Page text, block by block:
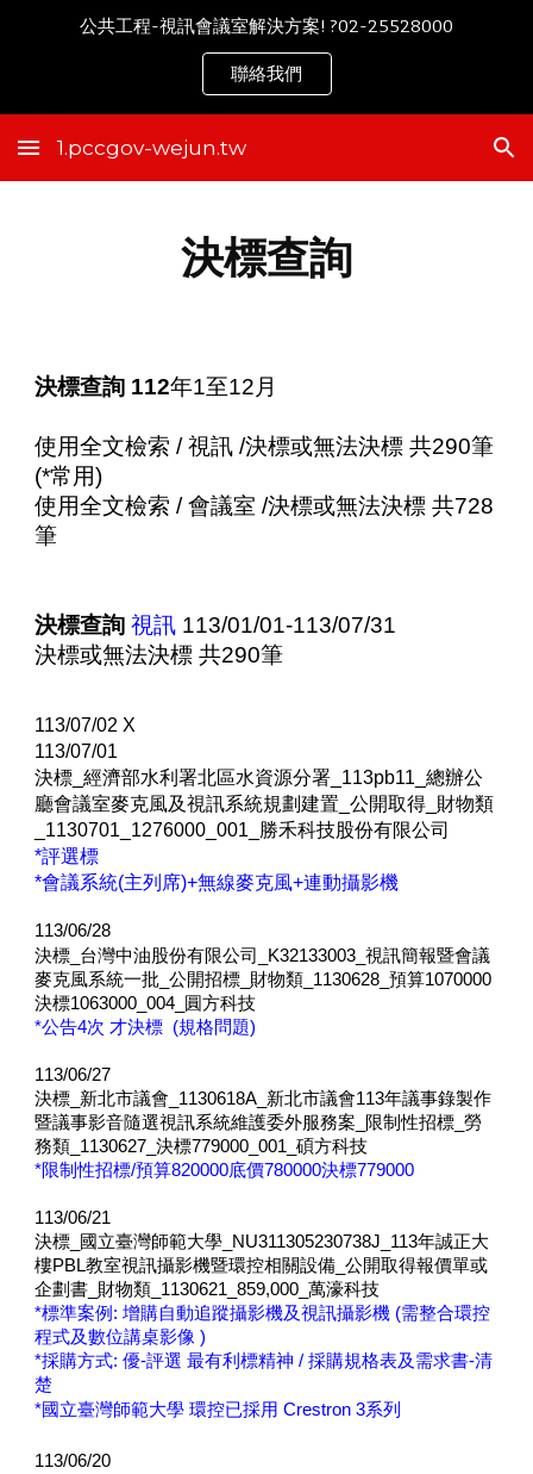
公共工程-視訊會議室解決方案! ?02-25528000
聯絡我們
1.pccgov-wejun.tw
決標查詢
決標查詢 112年1至12月
使用全文檢索 / 視訊 /決標或無法決標 共290筆
(*常用)
使用全文檢索 / 會議室 /決標或無法決標 共728
筆
決標查詢 視訊 113/01/01-113/07/31
決標或無法決標 共290筆
113/07/02 X
113/07/01
決標_經濟部水利署北區水資源分署_113pb11_總辦公
廳會議室麥克風及視訊系統規劃建置_公開取得_財物類
_1130701_1276000_001_勝禾科技股份有限公司
*評選標
*會議系統(主列席)+無線麥克風+連動攝影機
113/06/28
決標_台灣中油股份有限公司_K32133003_視訊簡報暨會議
麥克風系統一批_公開招標_財物類_1130628_預算1070000
決標1063000_004_圓方科技
*公告4次 才決標 (規格問題)
113/06/27
決標_新北市議會_1130618A_新北市議會113年議事錄製作
暨議事影音隨選視訊系統維護委外服務案_限制性招標_勞
務類_1130627_決標779000_001_碩方科技
*限制性招標/預算820000底價780000決標779000
113/06/21
決標_國立臺灣師範大學_NU311305230738J_113年誠正大
樓PBL教室視訊攝影機暨環控相關設備_公開取得報價單或
企劃書_財物類_1130621_859,000_萬濠科技
*標準案例: 增購自動追蹤攝影機及視訊攝影機 (需整合環控
程式及數位講桌影像 )
*採購方式: 優-評選 最有利標精神 / 採購規格表及需求書-清
楚
*國立臺灣師範大學 環控已採用 Crestron 3系列
113/06/20